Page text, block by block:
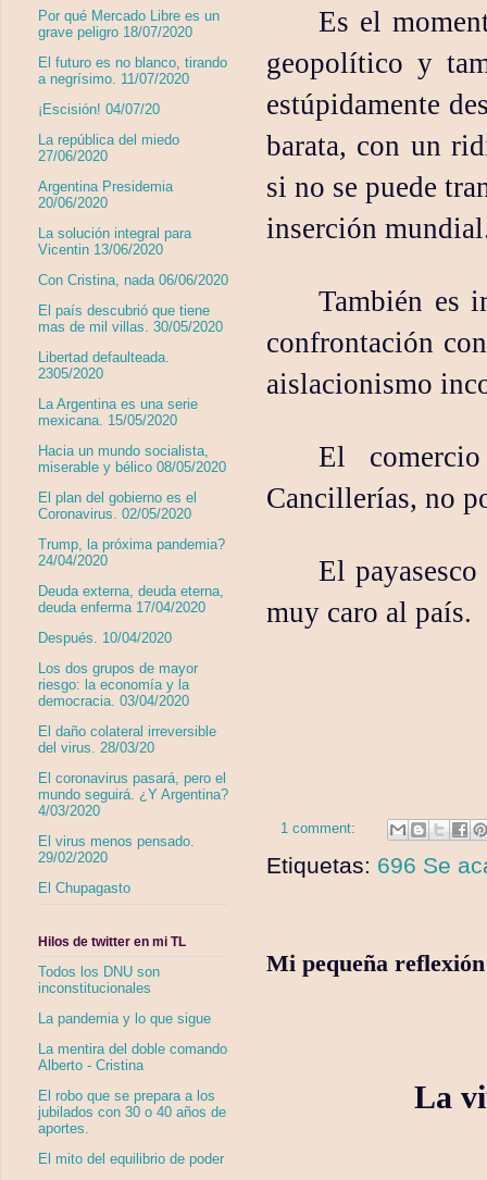
Es el
geopolítico y
estúpidamente
barata, con un
si no se puede
inserción
También es
confrontación
aislacionismo
El
Cancillerías, no
El
muy caro al país.
1 comment:
Etiquetas: 696 Se
Mi pequeña
La
Por qué Mercado Libre es un
grave peligro 18/07/2020
El futuro es no blanco, tirando
a negrísimo. 11/07/2020
¡Escisión! 04/07/20
La república del miedo
27/06/2020
Argentina Presidemia
20/06/2020
La solución integral para
Vicentin 13/06/2020
Con Cristina, nada 06/06/2020
El país descubrió que tiene
mas de mil villas. 30/05/2020
Libertad defaulteada.
2305/2020
La Argentina es una serie
mexicana. 15/05/2020
Hacia un mundo socialista,
miserable y bélico 08/05/2020
El plan del gobierno es el
Coronavirus. 02/05/2020
Trump, la próxima pandemia?
24/04/2020
Deuda externa, deuda eterna,
deuda enferma 17/04/2020
Después. 10/04/2020
Los dos grupos de mayor
riesgo: la economía y la
democracia. 03/04/2020
El daño colateral irreversible
del virus. 28/03/20
El coronavirus pasará, pero el
mundo seguirá. ¿Y Argentina?
4/03/2020
El virus menos pensado.
29/02/2020
El Chupagasto
Hilos de twitter en mi TL
Todos los DNU son
inconstitucionales
La pandemia y lo que sigue
La mentira del doble comando
Alberto - Cristina
El robo que se prepara a los
jubilados con 30 o 40 años de
aportes.
El mito del equilibrio de poder